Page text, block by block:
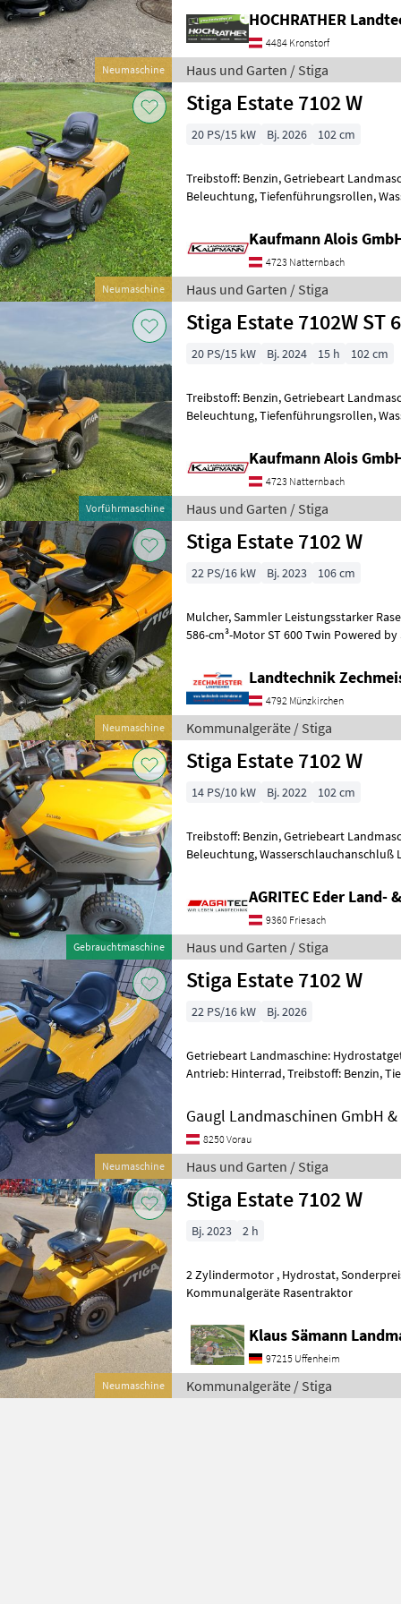
Neumaschine
HOCHRATHER
4484 Kronstorf
Haus und Garten / Stiga
Neumaschine
Stiga Estate 7102 W
20 PS/15 kW Bj. 2026 102 cm
Treibstoff: Benzin, Getriebeart
Beleuchtung, Tiefenführungsrollen,
Kaufmann Alois
4723 Natternbach
Haus und Garten / Stiga
Vorführmaschine
Stiga Estate 7102W ST
20 PS/15 kW Bj. 2024 15 h 102 cm
Treibstoff: Benzin, Getriebeart
Beleuchtung, Tiefenführungsrollen,
Kaufmann Alois
4723 Natternbach
Haus und Garten / Stiga
Neumaschine
Stiga Estate 7102 W
22 PS/16 kW Bj. 2023 106 cm
Mulcher, Sammler Leistungsstarker
586-cm³-Motor ST 600 Twin Powered
Landtechnik
4792 Münzkirchen
Kommunalgeräte / Stiga
Gebrauchtmaschine
Stiga Estate 7102 W
14 PS/10 kW Bj. 2022 102 cm
Treibstoff: Benzin, Getriebeart
Beleuchtung,
AGRITEC Eder Land-
9360 Friesach
Haus und Garten / Stiga
Neumaschine
Stiga Estate 7102 W
22 PS/16 kW Bj. 2026
Getriebeart Landmaschine:
Antrieb: Hinterrad, Treibstoff: Benzin,
Gaugl Landmaschinen GmbH &
8250 Vorau
Haus und Garten / Stiga
Neumaschine
Stiga Estate 7102 W
Bj. 2023 2 h
2 Zylindermotor , Hydrostat, Sonderpreis Lagermaschine
Kommunalgeräte Rasentraktor
Klaus Sämann
97215 Uffenheim
Kommunalgeräte / Stiga